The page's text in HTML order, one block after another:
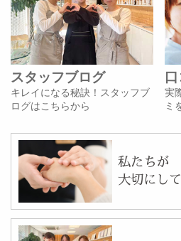
スタッフブログ
キレイになる秘訣！スタッフブ
ログはこちらから
実
ミ
私たちが
大切にし